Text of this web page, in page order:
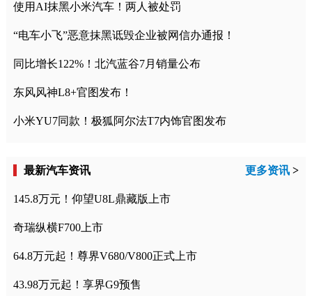
使用AI抹黑小米汽车！两人被处罚
“电车小飞”恶意抹黑诋毁企业被网信办通报！
同比增长122%！北汽蓝谷7月销量公布
东风风神L8+官图发布！
小米YU7同款！极狐阿尔法T7内饰官图发布
最新汽车资讯 更多资讯 >
145.8万元！仰望U8L鼎藏版上市
奇瑞纵横F700上市
64.8万元起！尊界V680/V800正式上市
43.98万元起！享界G9预售